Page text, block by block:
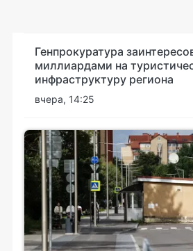
Генпрокуратура
миллиардами на
инфраструктуру региона
вчера, 14:25